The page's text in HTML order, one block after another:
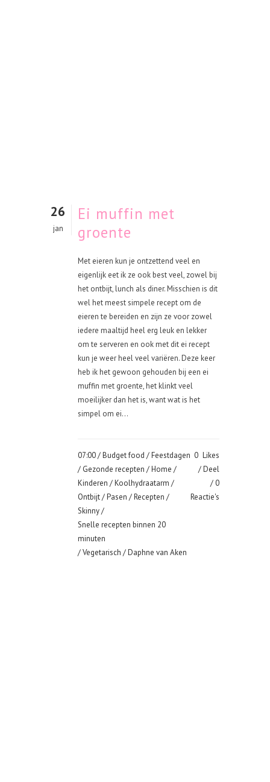
26
jan
Ei muffin met
groente
Met eieren kun je ontzettend veel en
eigenlijk eet ik ze ook best veel, zowel bij
het ontbijt, lunch als diner. Misschien is dit
wel het meest simpele recept om de
eieren te bereiden en zijn ze voor zowel
iedere maaltijd heel erg leuk en lekker
om te serveren en ook met dit ei recept
kun je weer heel veel variëren. Deze keer
heb ik het gewoon gehouden bij een ei
muffin met groente, het klinkt veel
moeilijker dan het is, want wat is het
simpel om ei...
07:00 /Budget food /Feestdagen
/ Gezonde recepten /Home /
Kinderen /Koolhydraatarm /
Ontbijt/Pasen /Recepten /
Skinny/
Snelle recepten binnen 20
minuten
/Vegetarisch / Daphne van Aken
0 Likes
Deel
0
Reactie's